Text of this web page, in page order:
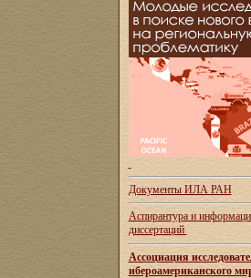
Документы ИЛА РАН
Аспирантура и
диссертаций
Ассоциация
ибероамериканского